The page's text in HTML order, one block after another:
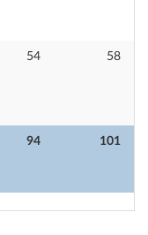
94 101
54 58